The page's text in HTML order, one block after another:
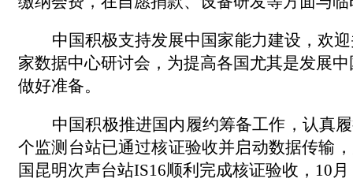
中国积极支持发展中国家能力建设，欢
家数据中心研讨会，为提高各国尤其是发展
做好准备。
中国积极推进国内履约筹备工作，认真
个监测台站已通过核证验收并启动数据传输
国昆明次声台站IS16顺利完成核证验收， 10